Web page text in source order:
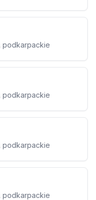
podkarpackie
podkarpackie
podkarpackie
podkarpackie